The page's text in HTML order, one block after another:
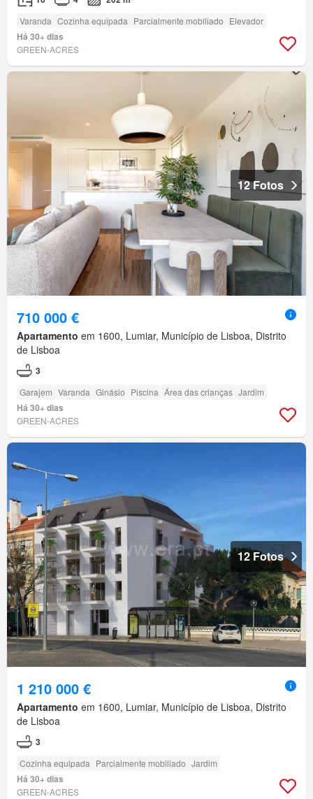
Varanda Cozinha equipada Parcialmente mobiliado Elevador
Há 30+ dias
GREEN-ACRES
12 Fotos
710 000 €
Apartamento em 1600, Lumiar, Município de Lisboa, Distrito
de Lisboa
3
Garajem Varanda Ginásio Piscina Área das crianças Jardim
Há 30+ dias
GREEN-ACRES
12 Fotos
1 210 000 €
Apartamento em 1600, Lumiar, Município de Lisboa, Distrito
de Lisboa
3
Cozinha equipada Parcialmente mobiliado Jardim
Há 30+ dias
GREEN-ACRES